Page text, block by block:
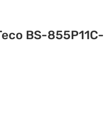
BS-855P11C-